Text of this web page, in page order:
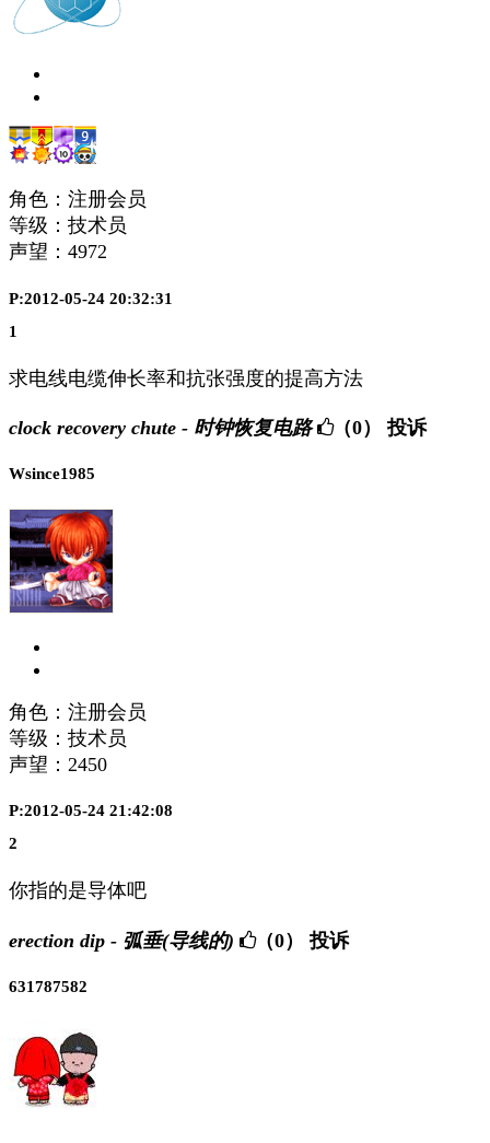
角色：注册会员
等级：技术员
声望： 4972
P:2012-05-24 20:32:31
1
求电线电缆伸长率和抗张强度的提高方法
clock recovery chute - 时钟恢复电路 （0） 投诉
Wsince1985
角色：注册会员
等级：技术员
声望： 2450
P:2012-05-24 21:42:08
2
你指的是导体吧
erection dip - 弧垂(导线的) （0） 投诉
631787582